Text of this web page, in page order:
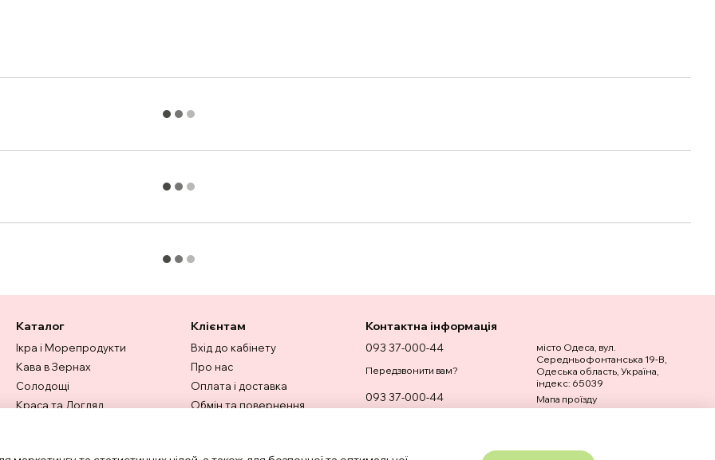
Каталог
Ікра і Морепродукти
Кава в Зернах
Солодощі
Краса та Догляд
Клієнтам
Вхід до кабінету
Про нас
Оплата і доставка
Обмін та повернення
Контактна інформація
093 37-000-44
Передзвонити вам?
093 37-000-44
місто Одеса, вул.
Середньофонтанська 19-В,
Одеська область, Україна,
індекс: 65039
Мапа проїзду